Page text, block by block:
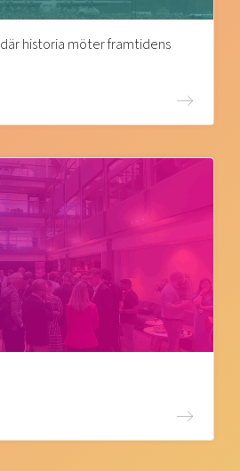
historia möter framtidens